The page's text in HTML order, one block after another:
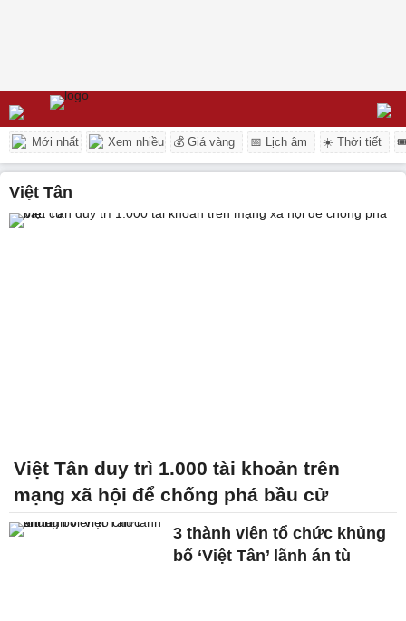
Mới nhất Xem nhiều 💰 Giá vàng 📅 Lịch âm ☀️ Thời tiết
Việt Tân
Việt Tân duy trì 1.000 tài khoản trên
mạng xã hội để chống phá bầu cử
3 thành viên tổ chức khủng
bố ‘Việt Tân’ lãnh án tù